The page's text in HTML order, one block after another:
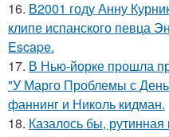
16. В2001 году Анну
клипе испанского певца
Escape.
17. В Нью-йорке прошла
"У Марго Проблемы с
фаннинг и Николь кидман.
18. Казалось бы,